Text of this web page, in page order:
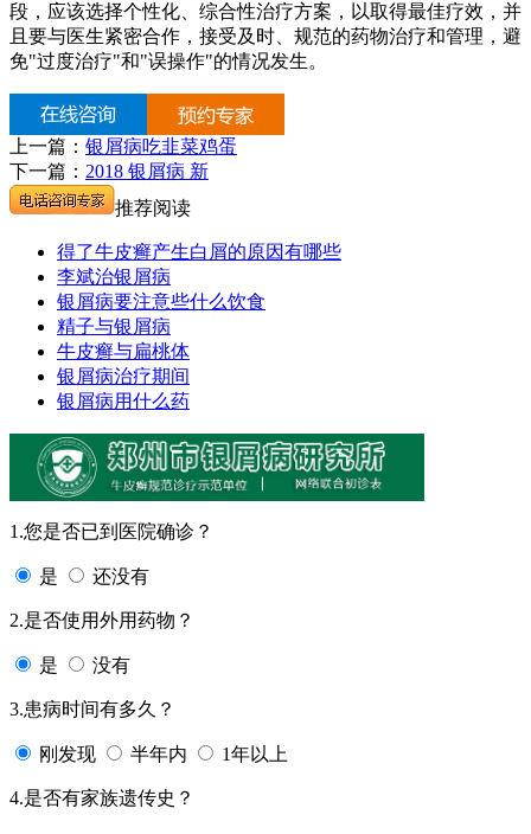
段，应该选择个性化、综合性治疗方案，以取得最佳疗效，并
且要与医生紧密合作，接受及时、规范的药物治疗和管理，避
免"过度治疗"和"误操作"的情况发生。
上一篇： 银屑病吃韭菜鸡蛋
下一篇： 2018 银屑病 新
推荐阅读
得了牛皮癣产生白屑的原因有哪些
李斌治银屑病
银屑病要注意些什么饮食
精子与银屑病
牛皮癣与扁桃体
银屑病治疗期间
银屑病用什么药
1.您是否已到医院确诊？
是 还没有
2.是否使用外用药物？
是 没有
3.患病时间有多久？
刚发现 半年内 1年以上
4.是否有家族遗传史？